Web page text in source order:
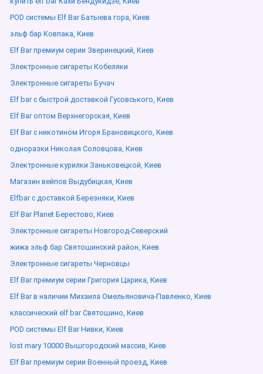
POD системы Elf Bar Батыева гора, Киев
эльф бар Ковпака, Киев
Elf Bar премиум серии Зверинецкий, Киев
Электронные сигареты Кобеляки
Электронные сигареты Бучач
Elf bar с быстрой доставкой Гусовського, Киев
Elf Bar оптом Верхнегорская, Киев
Elf Bar с никотином Игоря Брановицкого, Киев
одноразки Николая Соловцова, Киев
Электронные курилки Заньковецкой, Киев
Магазин вейпов Выдубицкая, Киев
Elfbar с доставкой Березняки, Киев
Elf Bar Planet Берестово, Киев
Электронные сигареты Новгород-Северский
жижа эльф бар Святошинский район, Киев
Электронные сигареты Черновцы
Elf Bar премиум серии Григория Царика, Киев
Elf Bar в наличии Михаила Омельяновича-Павленко, Киев
классический elf bar Святошино, Киев
POD системы Elf Bar Нивки, Киев
lost mary 10000 Вышгородский массив, Киев
Elf Bar премиум серии Военный проезд, Киев